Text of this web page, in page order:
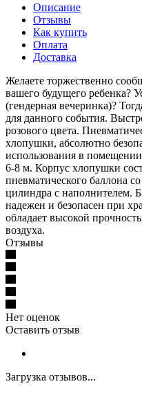
Описание
Отзывы
Как купить
Оплата
Доставка
Желаете торжественно
вашего будущего ребенка?
(гендерная вечеринка)?
для данного события.
розового цвета.
хлопушки, абсолютно
использования в
6-8 м. Корпус хлопушки
пневматического баллона
цилиндра с наполнителем.
надежен и безопасен при
обладает высокой
воздуха.
Отзывы
Нет оценок
Оставить отзыв
Загрузка отзывов...